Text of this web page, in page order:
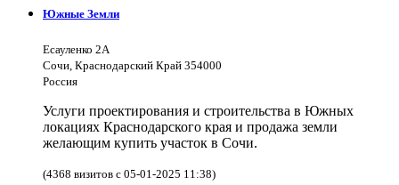
Южные Земли
Есауленко 2А
Сочи, Краснодарский Край 354000
Россия
Услуги проектирования и строительства в Южных
локациях Краснодарского края и продажа земли
желающим купить участок в Сочи.
(4368 визитов с 05-01-2025 11:38)